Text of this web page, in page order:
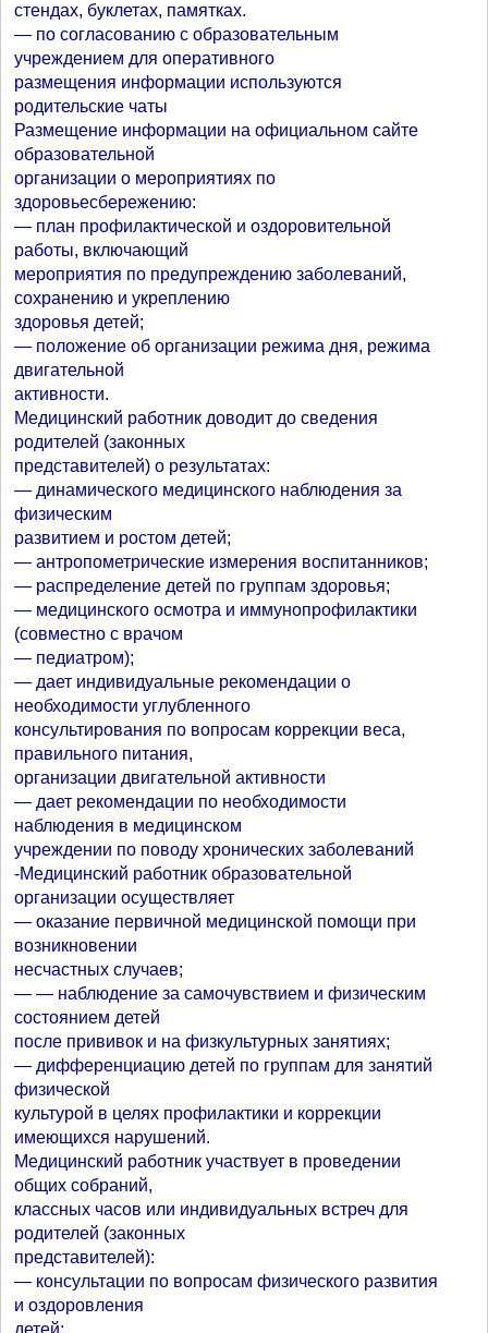
стендах, буклетах, памятках.
— по согласованию с образовательным
учреждением для оперативного
размещения информации используются
родительские чаты
Размещение информации на официальном сайте
образовательной
организации о мероприятиях по
здоровьесбережению:
— план профилактической и оздоровительной
работы, включающий
мероприятия по предупреждению заболеваний,
сохранению и укреплению
здоровья детей;
— положение об организации режима дня, режима
двигательной
активности.
Медицинский работник доводит до сведения
родителей (законных
представителей) о результатах:
— динамического медицинского наблюдения за
физическим
развитием и ростом детей;
— антропометрические измерения воспитанников;
— распределение детей по группам здоровья;
— медицинского осмотра и иммунопрофилактики
(совместно с врачом
— педиатром);
— дает индивидуальные рекомендации о
необходимости углубленного
консультирования по вопросам коррекции веса,
правильного питания,
организации двигательной активности
— дает рекомендации по необходимости
наблюдения в медицинском
учреждении по поводу хронических заболеваний
-Медицинский работник образовательной
организации осуществляет
— оказание первичной медицинской помощи при
возникновении
несчастных случаев;
— — наблюдение за самочувствием и физическим
состоянием детей
после прививок и на физкультурных занятиях;
— дифференциацию детей по группам для занятий
физической
культурой в целях профилактики и коррекции
имеющихся нарушений.
Медицинский работник участвует в проведении
общих собраний,
классных часов или индивидуальных встреч для
родителей (законных
представителей):
— консультации по вопросам физического развития
и оздоровления